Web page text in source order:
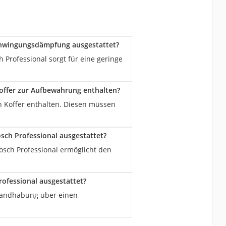
ausgestattet?
Professional sorgt für eine geringe
zur Aufbewahrung enthalten?
Koffer enthalten. Diesen müssen
Professional ausgestattet?
Professional ermöglicht den
ausgestattet?
über einen